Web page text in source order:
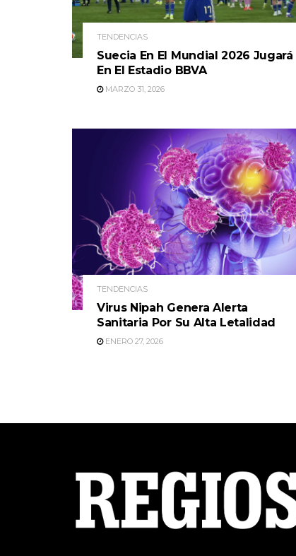
TENDENCIAS
Suecia En El Mundial 2026 Jugará
En El Estadio BBVA
MARZO 31, 2026
TENDENCIAS
Virus Nipah Genera Alerta
Sanitaria Por Su Alta Letalidad
ENERO 27, 2026